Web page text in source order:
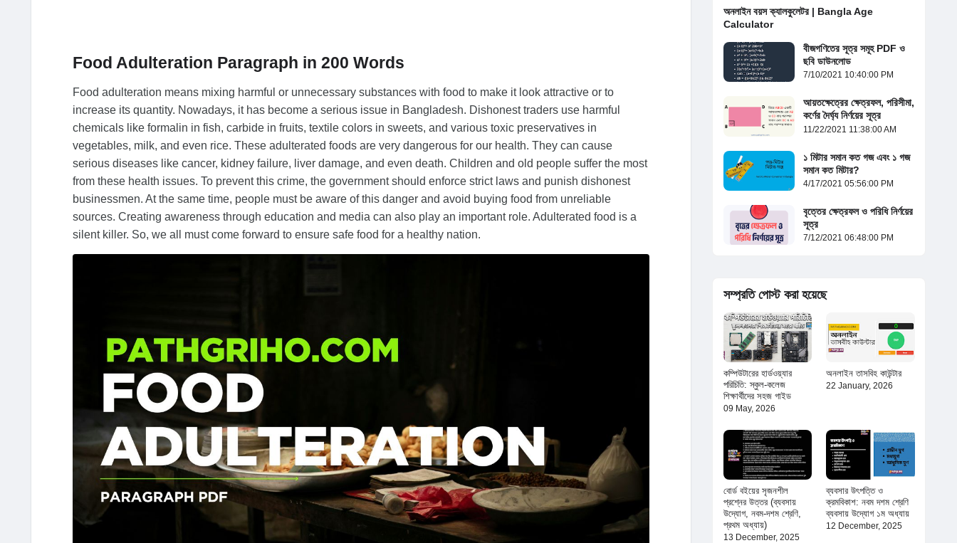
Food Adulteration Paragraph in 200 Words
Food adulteration means mixing harmful or unnecessary substances with food to make it look attractive or to
increase its quantity. Nowadays, it has become a serious issue in Bangladesh. Dishonest traders use harmful
chemicals like formalin in fish, carbide in fruits, textile colors in sweets, and various toxic preservatives in
vegetables, milk, and even rice. These adulterated foods are very dangerous for our health. They can cause
serious diseases like cancer, kidney failure, liver damage, and even death. Children and old people suffer the most
from these health issues. To prevent this crime, the government should enforce strict laws and punish dishonest
businessmen. At the same time, people must be aware of this danger and avoid buying food from unreliable
sources. Creating awareness through education and media can also play an important role. Adulterated food is a
silent killer. So, we all must come forward to ensure safe food for a healthy nation.
অনলাইন বয়স ক্যালকুলেটর | Bangla Age
Calculator
বীজগণিতের সূত্র সমূহ PDF ও
ছবি ডাউনলোড
7/10/2021 10:40:00 PM
আয়তক্ষেত্রের ক্ষেত্রফল, পরিসীমা,
কর্ণের দৈর্ঘ্য নির্ণয়ের সূত্র
11/22/2021 11:38:00 AM
১ মিটার সমান কত গজ এবং ১ গজ
সমান কত মিটার?
4/17/2021 05:56:00 PM
বৃত্তের ক্ষেত্রফল ও পরিধি নির্ণয়ের
সূত্র
7/12/2021 06:48:00 PM
সম্প্রতি পোস্ট করা হয়েছে
কম্পিউটারের হার্ডওয়্যার
পরিচিতি: স্কুল-কলেজ
শিক্ষার্থীদের সহজ গাইড
09 May, 2026
অনলাইন তাসবিহ কাউন্টার
22 January, 2026
বোর্ড বইয়ের সৃজনশীল
প্রশ্নের উত্তর (ব্যবসায়
উদ্যোগ, নবম-দশম শ্রেণি,
প্রথম অধ্যায়)
13 December, 2025
ব্যবসার উৎপত্তি ও
ক্রমবিকাশ: নবম দশম শ্রেণি
ব্যবসায় উদ্যোগ ১ম অধ্যায়
12 December, 2025